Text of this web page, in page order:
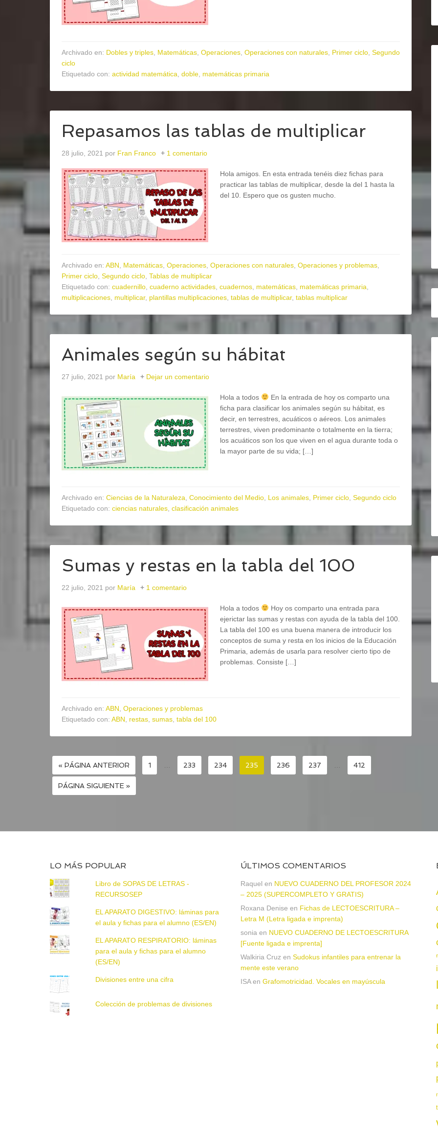
Archivado en: Dobles y triples Matemáticas Operaciones Operaciones con naturales Primer ciclo Segundo
ciclo
Etiquetado con: actividad matemática doble matemáticas primaria
Repasamos las tablas de multiplicar
28 julio, 2021 por Fran Franco 1 comentario
Hola amigos. En esta entrada tenéis diez fichas para
practicar las tablas de multiplicar, desde la del 1 hasta la
del 10. Espero que os gusten mucho.
Archivado en: ABN Matemáticas Operaciones Operaciones con naturales Operaciones y problemas
Primer ciclo Segundo ciclo Tablas de multiplicar
Etiquetado con: cuadernillo cuaderno actividades cuadernos matemáticas matemáticas primaria
multiplicaciones multiplicar, plantillas multiplicaciones tablas de multiplicar, tablas multiplicar
Animales según su hábitat
27 julio, 2021 por María Dejar un comentario
Hola a todos
En la entrada de hoy os comparto una
ficha para clasificar los animales según su hábitat, es
decir, en terrestres, acuáticos o aéreos. Los animales
terrestres, viven predominante o totalmente en la tierra;
los acuáticos son los que viven en el agua durante toda o
la mayor parte de su vida; […]
Archivado en: Ciencias de la Naturaleza Conocimiento del Medio Los animales Primer ciclo Segundo ciclo
Etiquetado con: ciencias naturales clasificación animales
Sumas y restas en la tabla del 100
22 julio, 2021 por María 1 comentario
Hola a todos
Hoy os comparto una entrada para
ejerictar las sumas y restas con ayuda de la tabla del 100.
La tabla del 100 es una buena manera de introducir los
conceptos de suma y resta en los inicios de la Educación
Primaria, además de usarla para resolver cierto tipo de
problemas. Consiste […]
Archivado en: ABN Operaciones y problemas
Etiquetado con: ABN restas sumas tabla del 100
« PÁGINA ANTERIOR 1 233 234 235 236 237 412
PÁGINA SIGUIENTE »
LO MÁS POPULAR
Libro de SOPAS DE LETRAS -
RECURSOSEP
EL APARATO DIGESTIVO: láminas para
el aula y fichas para el alumno (ES/EN)
EL APARATO RESPIRATORIO: láminas
para el aula y fichas para el alumno
(ES/EN)
Divisiones entre una cifra
Colección de problemas de divisiones
ÚLTIMOS COMENTARIOS
Raquel en NUEVO CUADERNO DEL PROFESOR 2024
– 2025 (SUPERCOMPLETO Y GRATIS)
Roxana Denise en Fichas de LECTOESCRITURA –
Letra M (Letra ligada e imprenta)
sonia en NUEVO CUADERNO DE LECTOESCRITURA
[Fuente ligada e imprenta]
Walkiria Cruz en Sudokus infantiles para entrenar la
mente este verano
ISAen Grafomotricidad. Vocales en mayúscula